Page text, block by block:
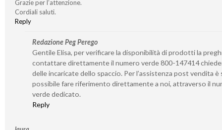
Grazie per l’attenzione.
Cordiali saluti.
Reply
Redazione Peg Perego
Gentile Elisa, per verificare la disponibilità di prodotti la
contattare direttamente il numero verde 800-147414
delle incaricate dello spaccio. Per l’assistenza post vendita è
possibile fare riferimento direttamente a noi, attraverso il
verde dedicato.
Reply